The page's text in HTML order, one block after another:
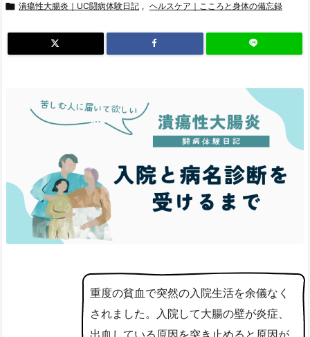
 潰瘍性大腸炎｜UC闘病体験日記 , ヘルスケア｜こころと身体の備忘録
重度の貧血で突然の入院生活を余儀なく
されました。入院して大腸の壁が炎症、
出血している原因を突き止めると原因が